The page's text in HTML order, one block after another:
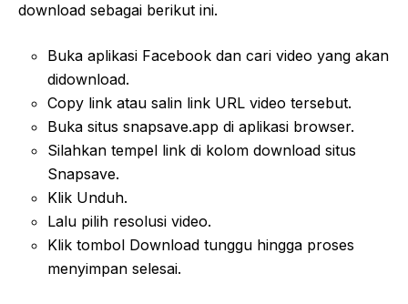
download sebagai berikut ini.
Buka aplikasi Facebook dan cari video yang akan
didownload.
Copy link atau salin link URL video tersebut.
Buka situs snapsave.app di aplikasi browser.
Silahkan tempel link di kolom download situs
Snapsave.
Klik Unduh.
Lalu pilih resolusi video.
Klik tombol Download tunggu hingga proses
menyimpan selesai.